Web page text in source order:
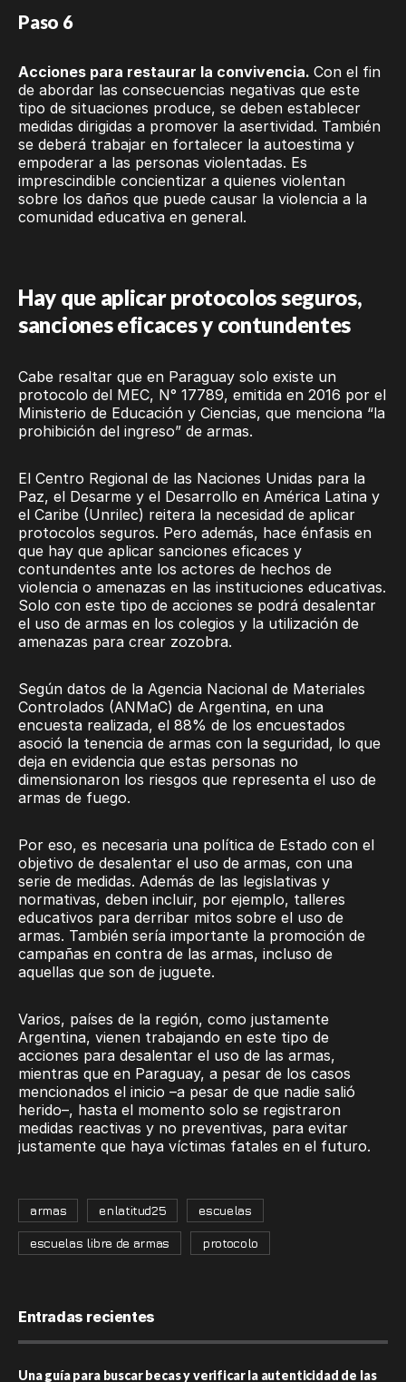
Paso 6
Acciones para restaurar la convivencia. Con el fin
de abordar las consecuencias negativas que este
tipo de situaciones produce, se deben establecer
medidas dirigidas a promover la asertividad. También
se deberá trabajar en fortalecer la autoestima y
empoderar a las personas violentadas. Es
imprescindible concientizar a quienes violentan
sobre los daños que puede causar la violencia a la
comunidad educativa en general.
Hay que aplicar protocolos seguros,
sanciones eficaces y contundentes
Cabe resaltar que en Paraguay solo existe un
protocolo del MEC, N° 17789, emitida en 2016 por el
Ministerio de Educación y Ciencias, que menciona “la
prohibición del ingreso” de armas.
El Centro Regional de las Naciones Unidas para la
Paz, el Desarme y el Desarrollo en América Latina y
el Caribe (Unrilec) reitera la necesidad de aplicar
protocolos seguros. Pero además, hace énfasis en
que hay que aplicar sanciones eficaces y
contundentes ante los actores de hechos de
violencia o amenazas en las instituciones educativas.
Solo con este tipo de acciones se podrá desalentar
el uso de armas en los colegios y la utilización de
amenazas para crear zozobra.
Según datos de la Agencia Nacional de Materiales
Controlados (ANMaC) de Argentina, en una
encuesta realizada, el 88% de los encuestados
asoció la tenencia de armas con la seguridad, lo que
deja en evidencia que estas personas no
dimensionaron los riesgos que representa el uso de
armas de fuego.
Por eso, es necesaria una política de Estado con el
objetivo de desalentar el uso de armas, con una
serie de medidas. Además de las legislativas y
normativas, deben incluir, por ejemplo, talleres
educativos para derribar mitos sobre el uso de
armas. También sería importante la promoción de
campañas en contra de las armas, incluso de
aquellas que son de juguete.
Varios, países de la región, como justamente
Argentina, vienen trabajando en este tipo de
acciones para desalentar el uso de las armas,
mientras que en Paraguay, a pesar de los casos
mencionados el inicio –a pesar de que nadie salió
herido–, hasta el momento solo se registraron
medidas reactivas y no preventivas, para evitar
justamente que haya víctimas fatales en el futuro.
armas enlatitud25 escuelas
escuelas libre de armas protocolo
Entradas recientes
Una guía para buscar becas y verificar la autenticidad de las